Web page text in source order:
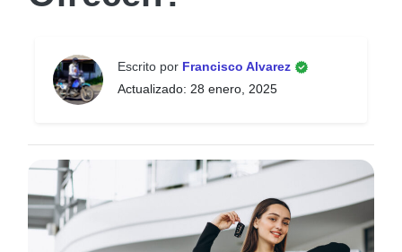
Escrito por Francisco Alvarez
Actualizado: 28 enero, 2025